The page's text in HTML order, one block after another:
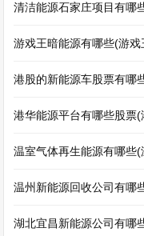
清洁能源石家庄项目有哪
游戏王暗能源有哪些(游
港股的新能源车股票有哪
港华能源平台有哪些股票
温室气体再生能源有哪些
温州新能源回收公司有哪
湖北宜昌新能源公司有哪